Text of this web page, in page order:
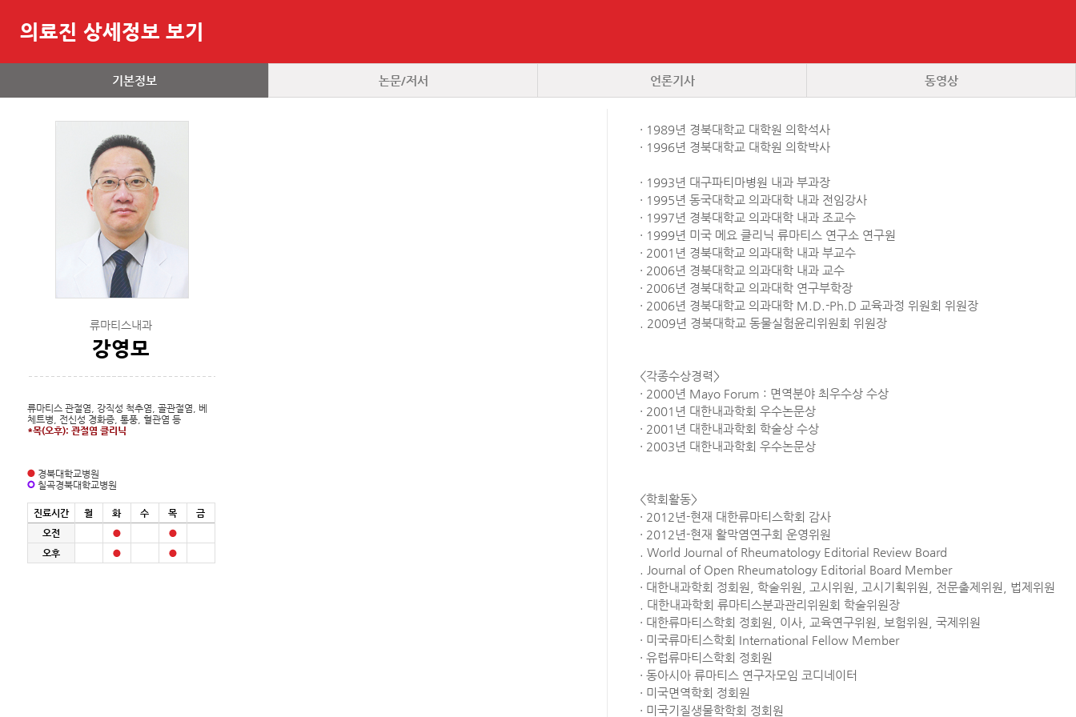
의료진 상세정보 보기
기본정보 논문/저서 언론기사 동영상
류마티스내과
강영모
류마티스 관절염, 강직성 척추염, 골관절염, 베
체트병, 전신성 경화증, 통풍, 혈관염 등
*목(오후): 관절염 클리닉
경북대학교병원
칠곡경북대학교병원
진료시간 월 화 수 목
금
오전
오후
· 1989년 경북대학교 대학원 의학석사
· 1996년 경북대학교 대학원 의학박사
· 1993년 대구파티마병원 내과 부과장
· 1995년 동국대학교 의과대학 내과 전임강사
· 1997년 경북대학교 의과대학 내과 조교수
· 1999년 미국 메요 클리닉 류마티스 연구소 연구원
· 2001년 경북대학교 의과대학 내과 부교수
· 2006년 경북대학교 의과대학 내과 교수
· 2006년 경북대학교 의과대학 연구부학장
· 2006년 경북대학교 의과대학 M.D.-Ph.D 교육과정 위원회 위원장
. 2009년 경북대학교 동물실험윤리위원회 위원장
<각종수상경력>
· 2000년 Mayo Forum : 면역분야 최우수상 수상
· 2001년 대한내과학회 우수논문상
· 2001년 대한내과학회 학술상 수상
· 2003년 대한내과학회 우수논문상
<학회활동>
· 2012년-현재 대한류마티스학회 감사
· 2012년-현재 활막염연구회 운영위원
. World Journal of Rheumatology Editorial Review Board
. Journal of Open Rheumatology Editorial Board Member
· 대한내과학회 정회원, 학술위원, 고시위원, 고시기획위원, 전문출제위원, 법제위원
. 대한내과학회 류마티스분과관리위원회 학술위원장
· 대한류마티스학회 정회원, 이사, 교육연구위원, 보험위원, 국제위원
· 미국류마티스학회 International Fellow Member
· 유럽류마티스학회 정회원
· 동아시아 류마티스 연구자모임 코디네이터
· 미국면역학회 정회원
· 미국기질생물학학회 정회원